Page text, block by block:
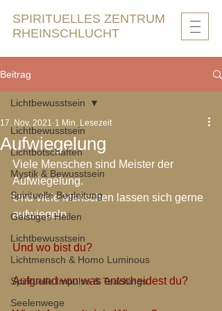
SPIRITUELLES ZENTRUM
RHEINSCHLUCHT
Beitrag
Lichtbewusstsein
Lichtbotschaften
Mystik & Bewusstsein
Spirituelle Begleitung
Geistiges Heilen
Lichtbewusstsein
Lichtmensch & Homo Luminous
Spirituelle Impulse & Teachings
Seelenwege
Lichtbewusstsein
Aufwiegelung
17. Nov. 2021 1 Min. Lesezeit
Viele Menschen sind Meister der
Aufwiegelung.
Und viele Menschen lassen sich gerne
aufwiegeln.
Und wo bist du?
Aufgrund von was entscheidest du?